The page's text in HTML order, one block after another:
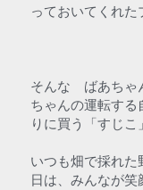
っておいてくれた
そんな　ばあちゃ
ちゃんの運転する
りに買う「すじこ
いつも畑で採れた
日は、みんなが